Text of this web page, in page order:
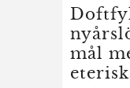
mål